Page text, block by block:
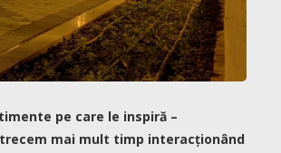
pe care le inspiră –
mai mult timp interacționând